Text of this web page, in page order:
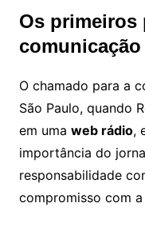
Os primeiros
comunicação
O chamado para a
São Paulo, quando
em uma web rádio,
importância do
responsabilidade
compromisso com